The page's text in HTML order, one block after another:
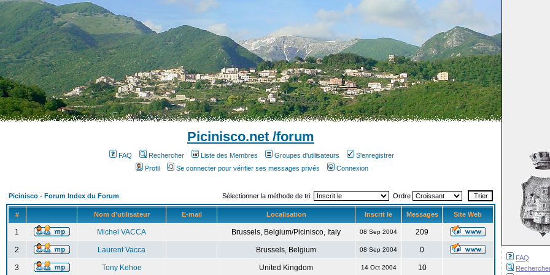
FAQ
Picinisco.net /forum
FAQ Rechercher Liste des Membres Groupes d'utilisateurs
S'enregistrer
Profil
Se connecter pour vérifier ses messages privés Connexion
Picinisco - Forum Index du Forum Sélectionner la méthode de tri: Ordre
# Nom d'utilisateur E-mail Localisation Inscrit le Messages Site Web
1 Michel VACCA Brussels, Belgium/Picinisco, Italy 08 Sep 2004 209
2 Laurent Vacca Brussels, Belgium 08 Sep 2004 0
3 Tony Kehoe United Kingdom 14 Oct 2004 10